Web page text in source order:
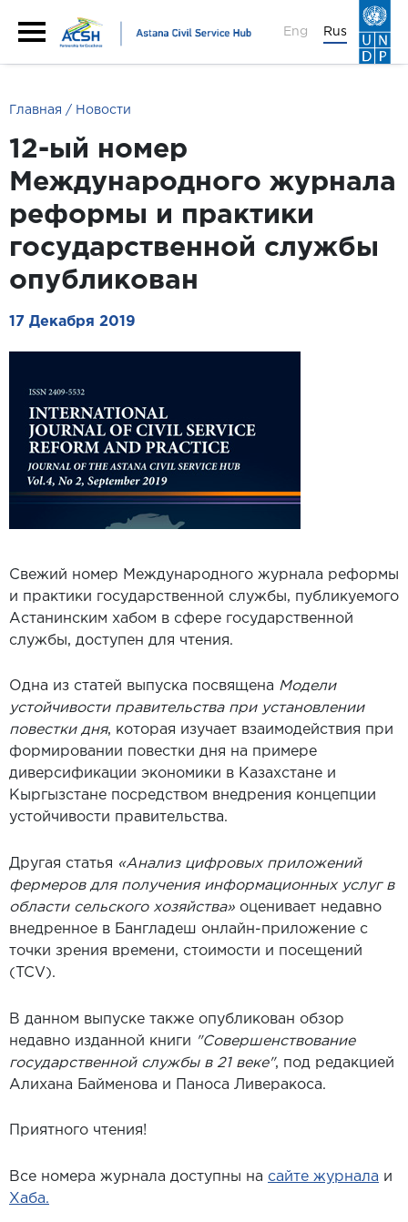
Eng Rus
Главная Новости
12-ый номер
Международного журнала
реформы и практики
государственной службы
опубликован
17 Декабря 2019
Свежий номер Международного журнала реформы
и практики государственной службы, публикуемого
Астанинским хабом в сфере государственной
службы, доступен для чтения.
Одна из статей выпуска посвящена Модели
устойчивости правительства при установлении
повестки дня, которая изучает взаимодействия при
формировании повестки дня на примере
диверсификации экономики в Казахстане и
Кыргызстане посредством внедрения концепции
устойчивости правительства.
Другая статья «Анализ цифровых приложений
фермеров для получения информационных услуг в
области сельского хозяйства» оценивает недавно
внедренное в Бангладеш онлайн-приложение с
точки зрения времени, стоимости и посещений
(TCV).
В данном выпуске также опубликован обзор
недавно изданной книги "Совершенствование
государственной службы в 21 веке", под редакцией
Алихана Байменова и Паноса Ливеракоса.
Приятного чтения!
Все номера журнала доступны на сайте журнала и
Хаба.